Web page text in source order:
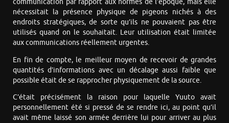
communication par rapport aux normes de l’époque, mais elle
nécessitait la présence physique de pigeons nichés à des
endroits stratégiques, de sorte qu’ils ne pouvaient pas être
utilisés quand on le souhaitait. Leur utilisation était limitée
aux communications réellement urgentes.
En fin de compte, le meilleur moyen de recevoir de grandes
quantités d’informations avec un décalage aussi faible que
possible était de se rapprocher physiquement de la source.
C’était précisément la raison pour laquelle Yuuto avait
personnellement été si pressé de se rendre ici, au point qu’il
avait même laissé son armée derrière lui pour arriver au plus